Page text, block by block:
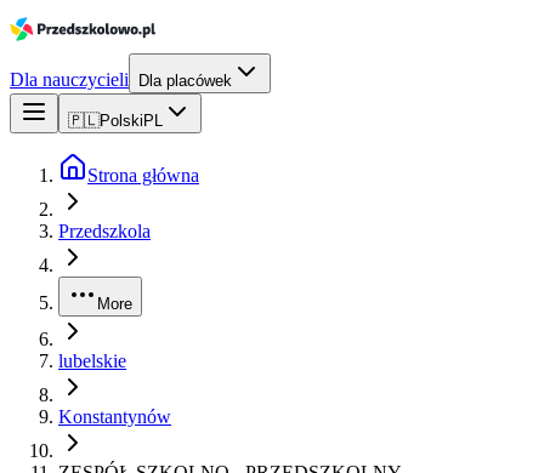
Dla nauczycieli Dla placówek
🇵🇱Polski PL
Strona główna
Przedszkola
More
lubelskie
Konstantynów